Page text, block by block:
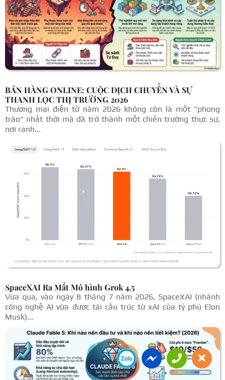
BÁN HÀNG ONLINE: CUỘC DỊCH CHUYỂN VÀ SỰ
THANH LỌC THỊ TRƯỜNG 2026
Thương mại điện tử năm 2026 không còn là một "phong
trào" nhất thời mà đã trở thành một chiến trường thực sự,
nơi ranh...
SpaceXAI Ra Mắt Mô hình Grok 4.5
Vừa qua, vào ngày 8 tháng 7 năm 2026, SpaceXAI (nhánh
công nghệ AI vừa được tái cấu trúc từ xAI của tỷ phú Elon
Musk)...